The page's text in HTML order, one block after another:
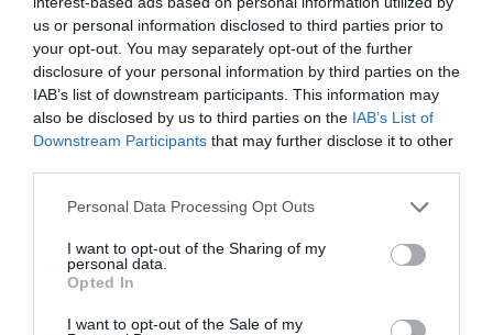
us or personal information disclosed to third parties prior to
your opt-out. You may separately opt-out of the further
disclosure of your personal information by third parties on the
IAB’s list of downstream participants. This information may
also be disclosed by us to third parties on the IAB’s List of
Downstream Participants that may further disclose it to other
Personal Data Processing Opt Outs
I want to opt-out of the Sharing of my
personal data.
Opted In
I want to opt-out of the Sale of my